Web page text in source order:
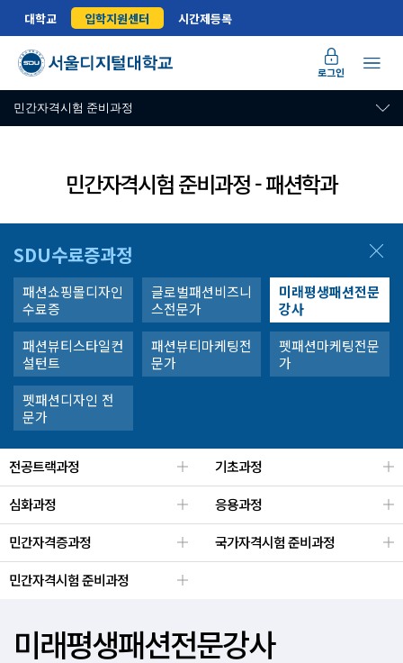
대학교 입학지원센터 시간제등록
로그인
민간자격시험 준비과정
민간자격시험 준비과정 - 패션학과
SDU수료증과정
패션쇼핑몰디자인
수료증
글로벌패션비즈니
스전문가
미래평생패션전문
강사
패션뷰티스타일컨
설턴트
패션뷰티마케팅전
문가
펫패션마케팅전문
가
펫패션디자인 전
문가
전공트랙과정
기초과정
심화과정
응용과정
민간자격증과정
국가자격시험 준비과정
민간자격시험 준비과정
미래평생패션전문강사